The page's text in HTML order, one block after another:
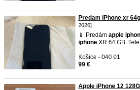
Predam iPhone xr
2026]
📱 Predám apple
iphone XR 64 GB.
Košice - 040 01
99 €
Apple iPhone 12